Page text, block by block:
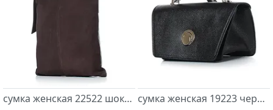
сумка женская 22522 шоколад сумка женская 19223 черный